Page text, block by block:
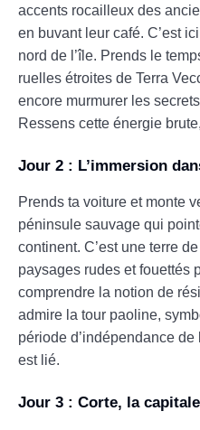
accents rocailleux des
en buvant leur café. C’est
nord de l’île. Prends le
ruelles étroites de Terra
encore murmurer les
Ressens cette énergie
Jour 2 : L’immersion
Prends ta voiture et monte
péninsule sauvage qui
continent. C’est une terre
paysages rudes et fouettés
comprendre la notion de
admire la tour paoline,
période d’indépendance
est lié.
Jour 3 : Corte, la